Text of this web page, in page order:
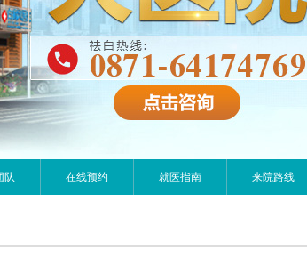
队 在线预约 就医指南 来院路线